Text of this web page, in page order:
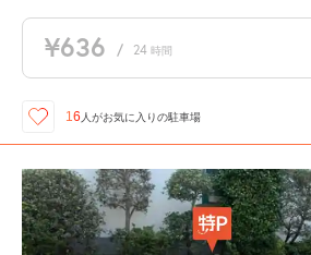
¥636 / 24 時間
16 人がお気に入りの駐車場